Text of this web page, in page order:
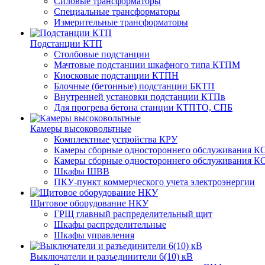
Специальные трансформаторы
Измерительные трансформаторы
Подстанции КТП
Столбовые подстанции
Мачтовые подстанции шкафного типа КТПМ
Киосковые подстанции КТПН
Блочные (бетонные) подстанции БКТП
Внутренней установки подстанции КТПв
Для прогрева бетона станции КТПТО, СПБ
Камеры высоковольтные
Комплектные устройства КРУ
Камеры сборные одностороннего обслуживания
Камеры сборные одностороннего обслуживания
Шкафы ШВВ
ПКУ-пункт коммерческого учета электроэнергии
Щитовое оборудование НКУ
ГРЩ главный распределительный щит
Шкафы распределительные
Шкафы управления
Выключатели и разъединители 6(10) кВ